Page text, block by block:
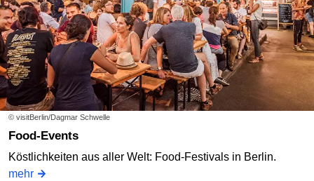
© visitBerlin/Dagmar Schwelle
Food-Events
Köstlichkeiten aus aller Welt: Food-Festivals in Berlin.
mehr